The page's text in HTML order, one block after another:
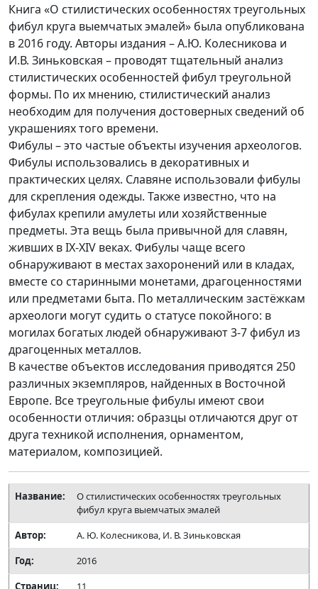
Книга «О стилистических особенностях треугольных
фибул круга выемчатых эмалей» была опубликована
в 2016 году. Авторы издания – А.Ю. Колесникова и
И.В. Зиньковская – проводят тщательный анализ
стилистических особенностей фибул треугольной
формы. По их мнению, стилистический анализ
необходим для получения достоверных сведений об
украшениях того времени.
Фибулы – это частые объекты изучения археологов.
Фибулы использовались в декоративных и
практических целях. Славяне использовали фибулы
для скрепления одежды. Также известно, что на
фибулах крепили амулеты или хозяйственные
предметы. Эта вещь была привычной для славян,
живших в IX-XIV веках. Фибулы чаще всего
обнаруживают в местах захоронений или в кладах,
вместе со старинными монетами, драгоценностями
или предметами быта. По металлическим застёжкам
археологи могут судить о статусе покойного: в
могилах богатых людей обнаруживают 3-7 фибул из
драгоценных металлов.
В качестве объектов исследования приводятся 250
различных экземпляров, найденных в Восточной
Европе. Все треугольные фибулы имеют свои
особенности отличия: образцы отличаются друг от
друга техникой исполнения, орнаментом,
материалом, композицией.
Название:
О стилистических особенностях треугольных
фибул круга выемчатых эмалей
Автор:
А. Ю. Колесникова, И. В. Зиньковская
Год:
2016
Страниц:
11